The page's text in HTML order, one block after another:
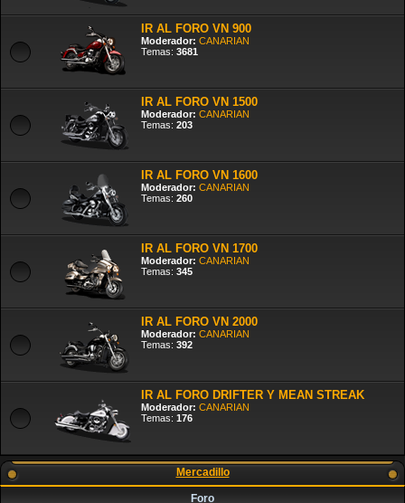
IR AL FORO VN 900
Moderador: CANARIAN
Temas: 3681
IR AL FORO VN 1500
Moderador: CANARIAN
Temas: 203
IR AL FORO VN 1600
Moderador: CANARIAN
Temas: 260
IR AL FORO VN 1700
Moderador: CANARIAN
Temas: 345
IR AL FORO VN 2000
Moderador: CANARIAN
Temas: 392
IR AL FORO DRIFTER Y MEAN STREAK
Moderador: CANARIAN
Temas: 176
Mercadillo
Foro